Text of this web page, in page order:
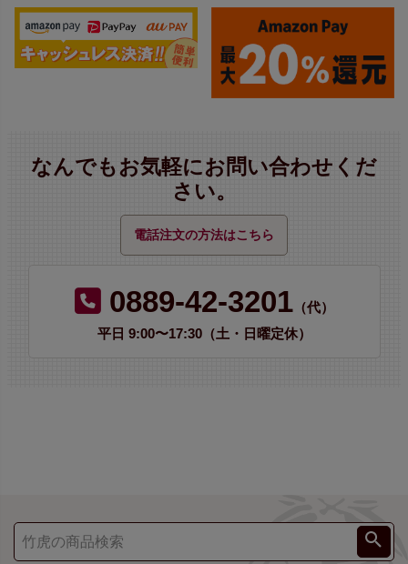
なんでもお気軽にお問い合わせくだ
さい。
電話注文の方法はこちら
0889-42-3201（代）
平日 9:00〜17:30（土・日曜定休）